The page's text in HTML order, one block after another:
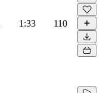
1:33 110